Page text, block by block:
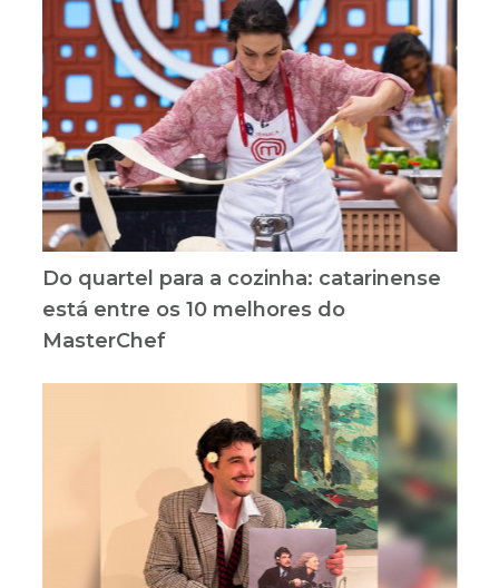
Do quartel para a cozinha: catarinense
está entre os 10 melhores do
MasterChef